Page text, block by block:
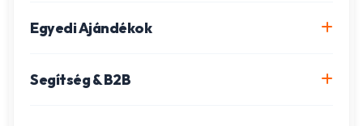
Igazolványkép készítés
Egyedi Ajándékok
Segítség & B2B